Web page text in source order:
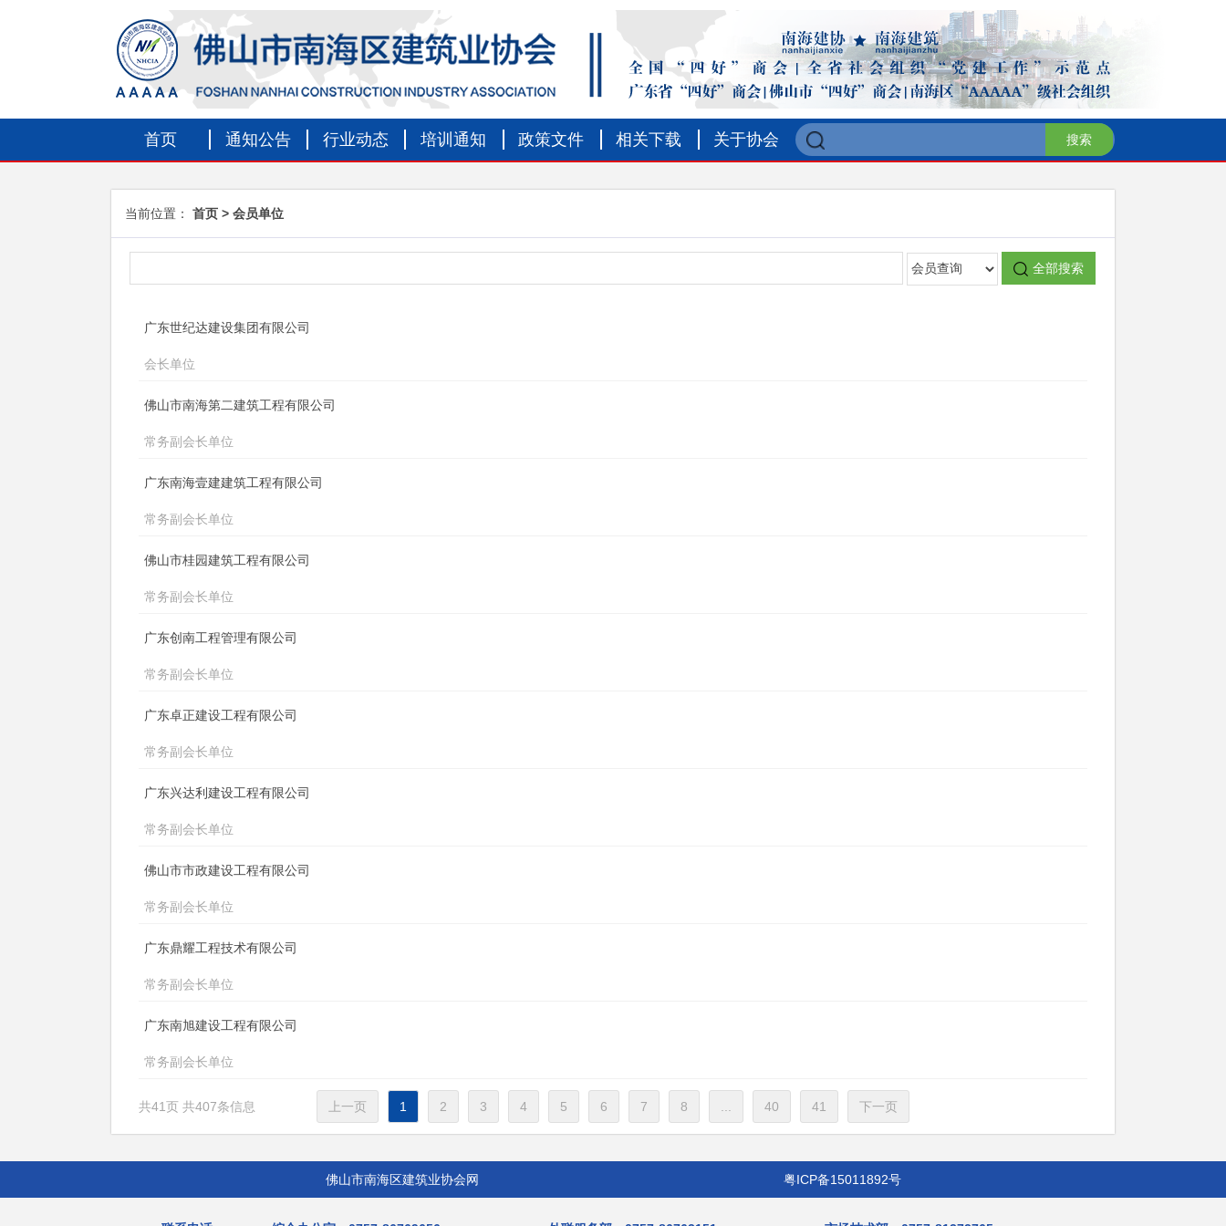
首页 通知公告 行业动态 培训通知 政策文件 相关下载 关于协会 搜索
当前位置： 首页 会员单位
全部搜索
广东世纪达建设集团有限公司
会长单位
佛山市南海第二建筑工程有限公司
常务副会长单位
广东南海壹建建筑工程有限公司
常务副会长单位
佛山市桂园建筑工程有限公司
常务副会长单位
广东创南工程管理有限公司
常务副会长单位
广东卓正建设工程有限公司
常务副会长单位
广东兴达利建设工程有限公司
常务副会长单位
佛山市市政建设工程有限公司
常务副会长单位
广东鼎耀工程技术有限公司
常务副会长单位
广东南旭建设工程有限公司
常务副会长单位
上一页 1 2 3 4 5 6 7 8 40 41 下一页
佛山市南海区建筑业协会网 粤ICP备15011892号